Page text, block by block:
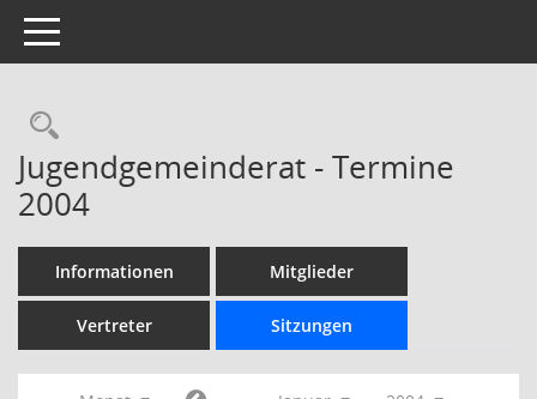
Toggle navigation
Rechercheauswahl
Jugendgemeinderat - Termine
2004
Informationen Mitglieder
Vertreter Sitzungen